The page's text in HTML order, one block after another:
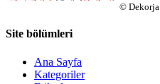
© Dekorja
Site bölümleri
Ana Sayfa
Kategoriler